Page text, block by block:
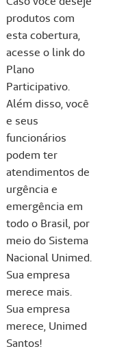
produtos com
esta cobertura,
acesse o link do
Plano
Participativo.
Além disso, você
e seus
funcionários
podem ter
atendimentos de
urgência e
emergência em
todo o Brasil, por
meio do Sistema
Nacional Unimed.
Sua empresa
merece mais.
Sua empresa
merece, Unimed
Santos!